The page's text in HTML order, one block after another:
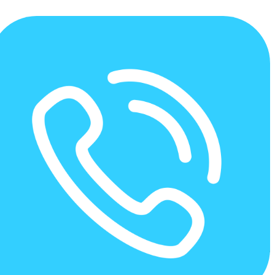
مفاصا حساب بیمه چیست و
چگونه آن را دریافت کنیم؟ | گروه
نرم افزار مالی و حسابداری نیکان
گروه نرم افزار مالی و حسابداری نیکان
مفاصا حساب بیمه چیست و چگونه